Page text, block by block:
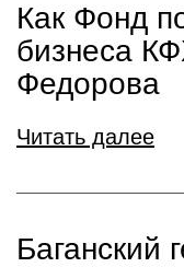
Как Фонд
бизнеса
Федорова
Читать далее
Баганский